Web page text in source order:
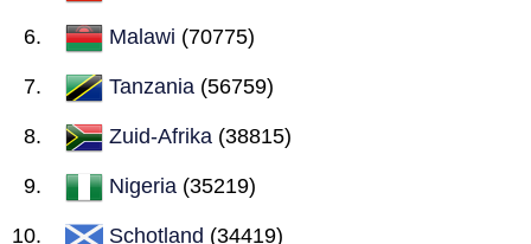
Malawi (70775)
Tanzania (56759)
Zuid-Afrika (38815)
Nigeria (35219)
Schotland (34419)